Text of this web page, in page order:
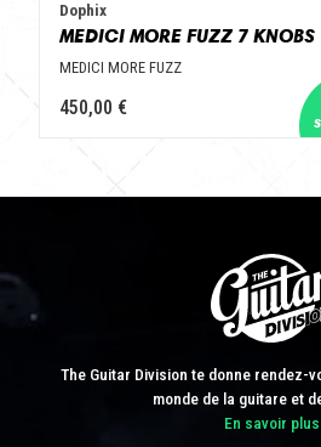
Dophix
MEDICI MORE FUZZ 7 KNOBS
MEDICI MORE FUZZ
450,00 €
The Guitar Division te donne rendez-
monde de la guitare et
En savoir plus